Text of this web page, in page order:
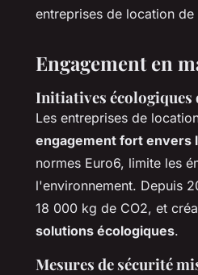
entreprises de location de
Engagement en
Initiatives écologiques
Les entreprises de
engagement fort envers
normes Euro6, limite les
l'environnement. Depuis
18 000 kg de CO2, et
solutions écologiques.
Mesures de sécurité